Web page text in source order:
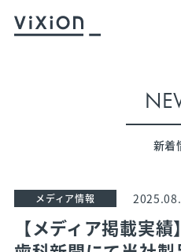
新着
メディア情報
【メディア掲載実